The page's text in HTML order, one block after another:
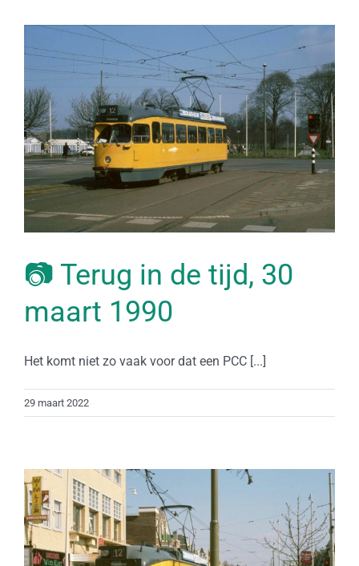
📷 Terug in de tijd, 30
maart 1990
Het komt niet zo vaak voor dat een PCC [...]
29 maart 2022